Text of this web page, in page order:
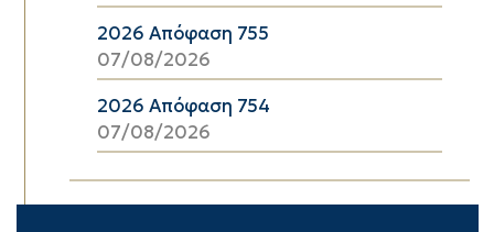
2026 Απόφαση 755
07/08/2026
2026 Απόφαση 754
07/08/2026